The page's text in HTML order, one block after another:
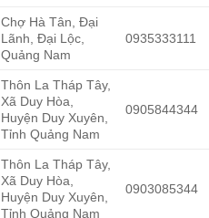
Chợ Hà Tân, Đại
Lãnh, Đại Lộc,
Quảng Nam
0935333111
Thôn La Tháp Tây,
Xã Duy Hòa,
Huyện Duy Xuyên,
Tỉnh Quảng Nam
0905844344
Thôn La Tháp Tây,
Xã Duy Hòa,
Huyện Duy Xuyên,
Tỉnh Quảng Nam
0903085344